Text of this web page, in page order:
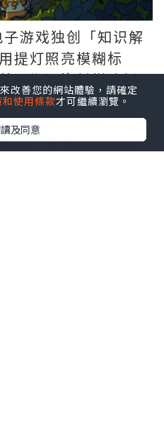
游戏独创「知识解
提灯照亮模糊标
至搬运资材搭建桥
要素有机融入叙
然搜集「记忆」，
相。开发团队将其
善您的網站體驗，請確定
使用條款才可繼續瀏覽。
及同意